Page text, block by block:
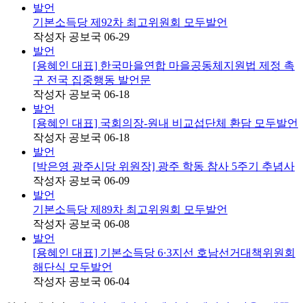
발언
기본소득당 제92차 최고위원회 모두발언
작성자 공보국 06-29
발언
[용혜인 대표] 한국마을연합 마을공동체지원법 제정 촉
구 전국 집중행동 발언문
작성자 공보국 06-18
발언
[용혜인 대표] 국회의장-원내 비교섭단체 환담 모두발언
작성자 공보국 06-18
발언
[박은영 광주시당 위원장] 광주 학동 참사 5주기 추념사
작성자 공보국 06-09
발언
기본소득당 제89차 최고위원회 모두발언
작성자 공보국 06-08
발언
[용혜인 대표] 기본소득당 6·3지선 호남선거대책위원회
해단식 모두발언
작성자 공보국 06-04